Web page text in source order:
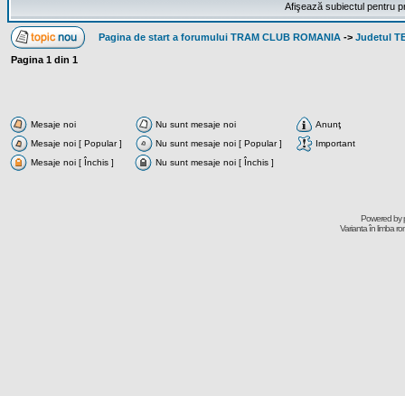
Afişează subiectul pentru
Pagina de start a forumului TRAM CLUB ROMANIA -> Judetul
Pagina 1 din 1
Mesaje noi Nu sunt mesaje noi
Anunţ
Mesaje noi [ Popular ]
Nu sunt mesaje noi [ Popular ]
Important
Mesaje noi [ Închis ]
Nu sunt mesaje noi [ Închis ]
Powered by
Varianta în limba